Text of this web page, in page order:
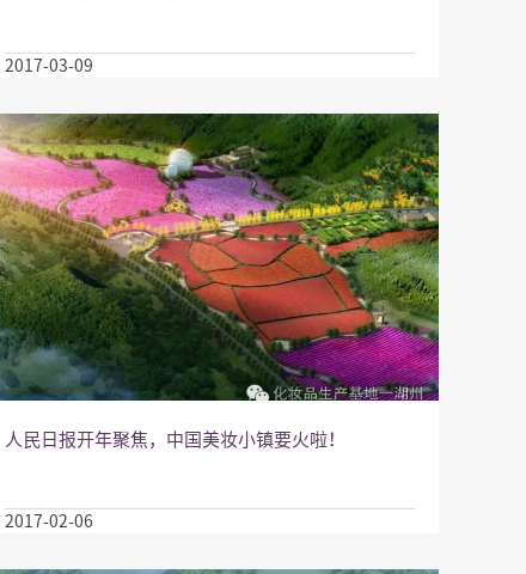
2017-03-09
人民日报开年聚焦，中国美妆小镇要火啦！
2017-02-06